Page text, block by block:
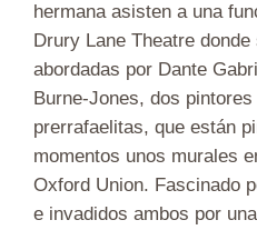
hermana asisten a una
Drury Lane Theatre
abordadas por Dante
Burne-Jones, dos
prerrafaelitas, que están
momentos unos murales
Oxford Union. Fascinado
e invadidos ambos por